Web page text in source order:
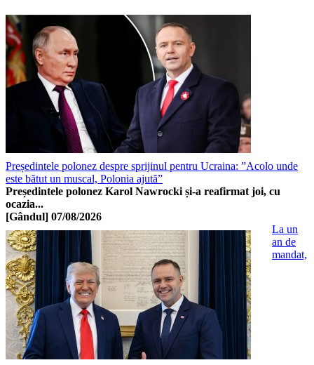
Președintele polonez despre sprijinul pentru Ucraina: ”Acolo unde
este bătut un muscal, Polonia ajută”
Președintele polonez Karol Nawrocki și-a reafirmat joi, cu
ocazia...
[Gândul] 07/08/2026
La un
an de
mandat,